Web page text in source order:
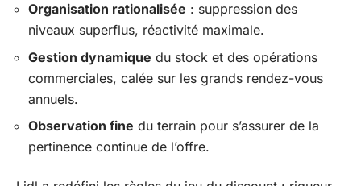
Organisation rationalisée : suppression des
niveaux superflus, réactivité maximale.
Gestion dynamique du stock et des opérations
commerciales, calée sur les grands rendez-vous
annuels.
Observation fine du terrain pour s’assurer de la
pertinence continue de l’offre.